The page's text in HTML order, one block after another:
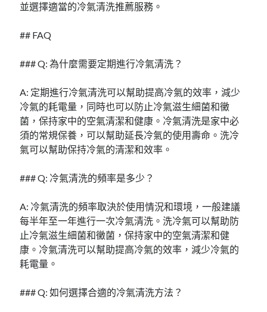
並選擇適當的冷氣清洗推薦服務。
## FAQ
### Q: 為什麼需要定期進行冷氣清洗？
A: 定期進行冷氣清洗可以幫助提高冷氣的效率，減少
冷氣的耗電量，同時也可以防止冷氣滋生細菌和黴
菌，保持家中的空氣清潔和健康。冷氣清洗是家中必
須的常規保養，可以幫助延長冷氣的使用壽命。洗冷
氣可以幫助保持冷氣的清潔和效率。
### Q: 冷氣清洗的頻率是多少？
A: 冷氣清洗的頻率取決於使用情況和環境，一般建議
每半年至一年進行一次冷氣清洗。洗冷氣可以幫助防
止冷氣滋生細菌和黴菌，保持家中的空氣清潔和健
康。冷氣清洗可以幫助提高冷氣的效率，減少冷氣的
耗電量。
### Q: 如何選擇合適的冷氣清洗方法？